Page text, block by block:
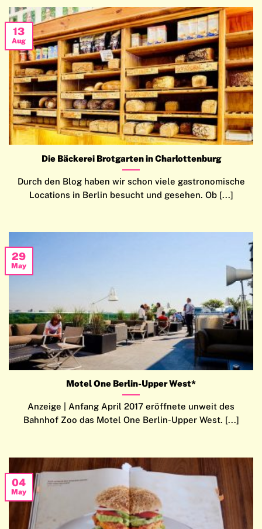
Die Bäckerei Brotgarten in Charlottenburg
Durch den Blog haben wir schon viele gastronomische
Locations in Berlin besucht und gesehen. Ob [...]
13
Aug
Motel One Berlin-Upper West*
Anzeige | Anfang April 2017 eröffnete unweit des
Bahnhof Zoo das Motel One Berlin-Upper West. [...]
29
May
04
May